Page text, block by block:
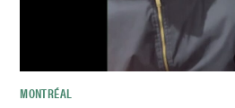
MONTRÉAL